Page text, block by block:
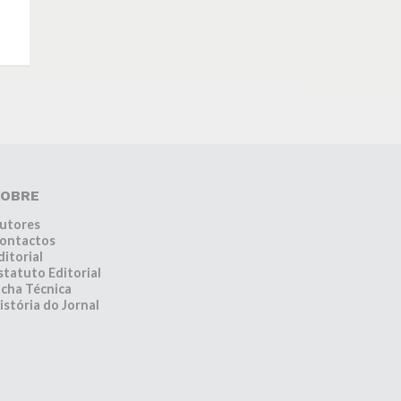
Editorial
Técnica
do Jornal